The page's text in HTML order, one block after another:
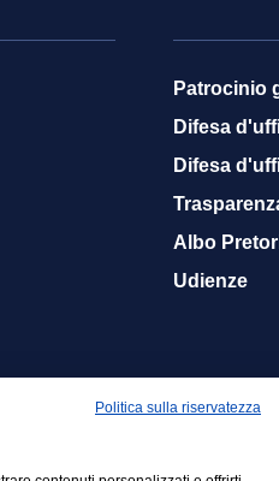
Patrocinio
Difesa
Difesa
Albo
Udienze
Politica sulla riservatezza